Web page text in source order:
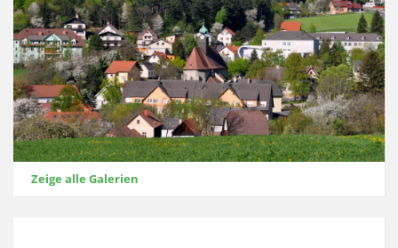
Zeige alle Galerien